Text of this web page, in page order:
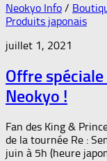
Neokyo Info /
Produits japonais
juillet 1, 2021
Offre spéciale
Neokyo !
Fan des King &
de la tournée Re :
juin à 5h (heure